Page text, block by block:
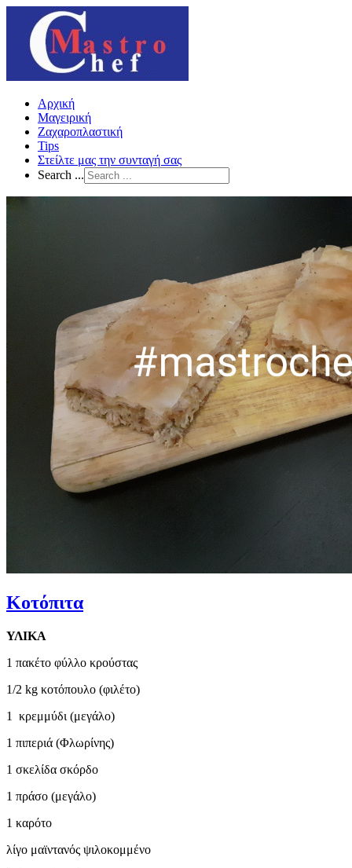
Αρχική
Μαγειρική
Ζαχαροπλαστική
Tips
Στείλτε μας την συνταγή σας
Search ...
Κοτόπιτα
ΥΛΙΚΑ
1 πακέτο φύλλο κρούστας
1/2 kg κοτόπουλο (φιλέτο)
1 κρεμμύδι (μεγάλο)
1 πιπεριά (Φλωρίνης)
1 σκελίδα σκόρδο
1 πράσο (μεγάλο)
1 καρότο
λίγο μαϊντανός ψιλοκομμένο